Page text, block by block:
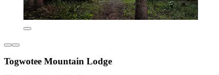
Togwotee Mountain Lodge